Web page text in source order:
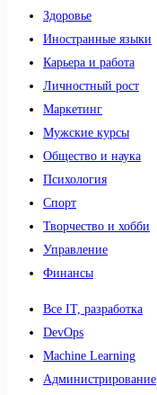
Здоровье
Иностранные языки
Карьера и работа
Личностный рост
Маркетинг
Мужские курсы
Общество и наука
Психология
Спорт
Творчество и хобби
Управление
Финансы
Все IT, разработка
DevOps
Machine Learning
Администрирование